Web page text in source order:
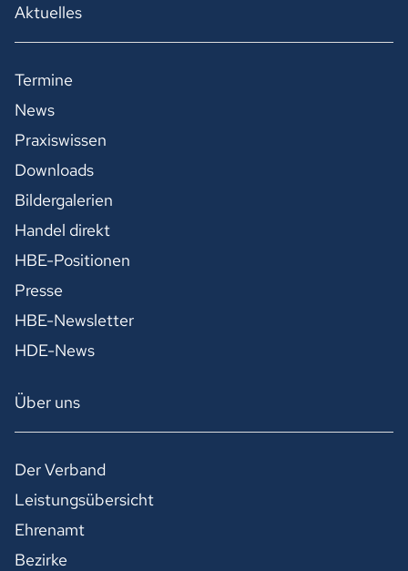
Aktuelles
Termine
News
Praxiswissen
Downloads
Bildergalerien
Handel direkt
HBE-Positionen
Presse
HBE-Newsletter
HDE-News
Über uns
Der Verband
Leistungsübersicht
Ehrenamt
Bezirke